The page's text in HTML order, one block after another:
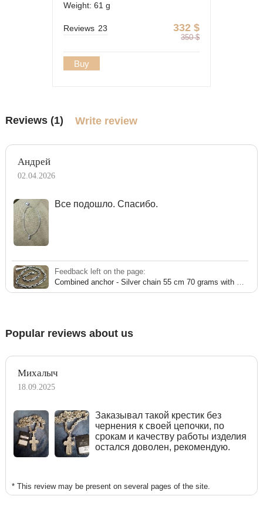
Weight: 61 g
332 $
350 $
Reviews 23
Buy
Reviews (1) Write review
Андрей
02.04.2026
Все подошло. Спасибо.
Feedback left on the page:
Popular reviews about us
Михалыч
18.09.2025
Заказывал такой крестик без
чернения к своей цепочки, по
срокам и качеству работы изделия
остался доволен, рекомендую.
* This review may be present on several pages of the site.